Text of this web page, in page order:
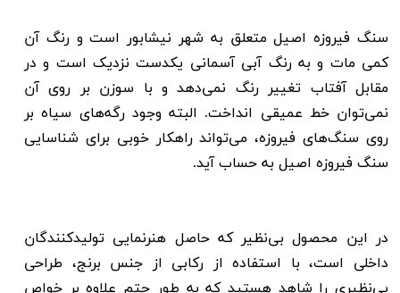
سنگ فیروزه اصیل متعلق به شهر نیشابور است و رنگ آن
کمی مات و به رنگ آبی آسمانی یکدست نزدیک است و در
مقابل آفتاب تغییر رنگ نمی‌دهد و با سوزن بر روی آن
نمی‌توان خط عمیقی انداخت. البته وجود رگه‌های سیاه بر
روی سنگ‌های فیروزه، می‌تواند راهکار خوبی برای شناسایی
سنگ فیروزه اصیل به حساب آید.
در این محصول بی‌نظیر که حاصل هنرنمایی تولیدکنندگان
داخلی است، با استفاده از رکابی از جنس برنج، طراحی
بی‌نظیری را شاهد هستید که به طور حتم علاوه بر خواص